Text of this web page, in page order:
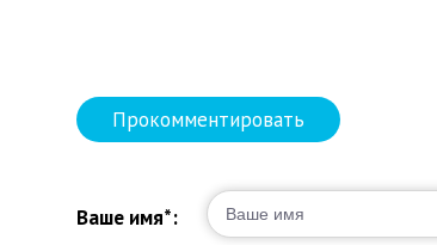
Прокомментировать
Ваше имя*: